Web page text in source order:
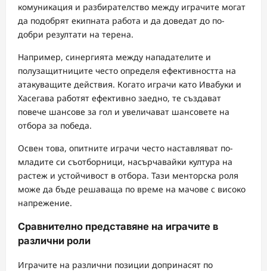
комуникация и разбирателство между играчите могат
да подобрят екипната работа и да доведат до по-
добри резултати на терена.
Например, синергията между нападателите и
полузащитниците често определя ефективността на
атакуващите действия. Когато играчи като Ивабуки и
Хасегава работят ефективно заедно, те създават
повече шансове за гол и увеличават шансовете на
отбора за победа.
Освен това, опитните играчи често наставляват по-
младите си съотборници, насърчавайки култура на
растеж и устойчивост в отбора. Тази менторска роля
може да бъде решаваща по време на мачове с високо
напрежение.
Сравнително представяне на играчите в
различни роли
Играчите на различни позиции допринасят по